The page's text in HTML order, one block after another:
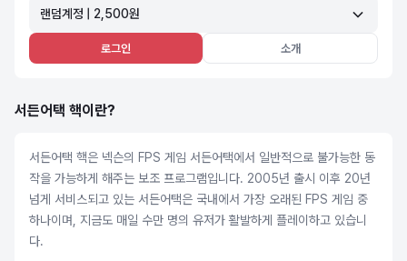
랜덤계정 | 2,500원
로그인 소개
서든어택 핵이란?
서든어택 핵은 넥슨의 FPS 게임 서든어택에서 일반적으로 불가능한 동
작을 가능하게 해주는 보조 프로그램입니다. 2005년 출시 이후 20년
넘게 서비스되고 있는 서든어택은 국내에서 가장 오래된 FPS 게임 중
하나이며, 지금도 매일 수만 명의 유저가 활발하게 플레이하고 있습니
다.